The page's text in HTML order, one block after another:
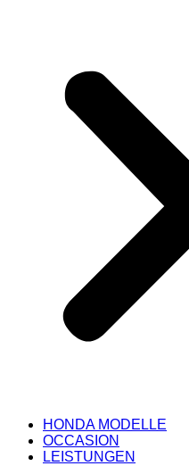
HONDA MODELLE
OCCASION
LEISTUNGEN